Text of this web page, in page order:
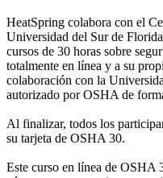
HeatSpring colabora con el
Universidad del Sur de
cursos de 30 horas sobre
totalmente en línea y a su
colaboración con la
autorizado por OSHA de
Al finalizar, todos los
su tarjeta de OSHA 30.
Este curso en línea de OSHA